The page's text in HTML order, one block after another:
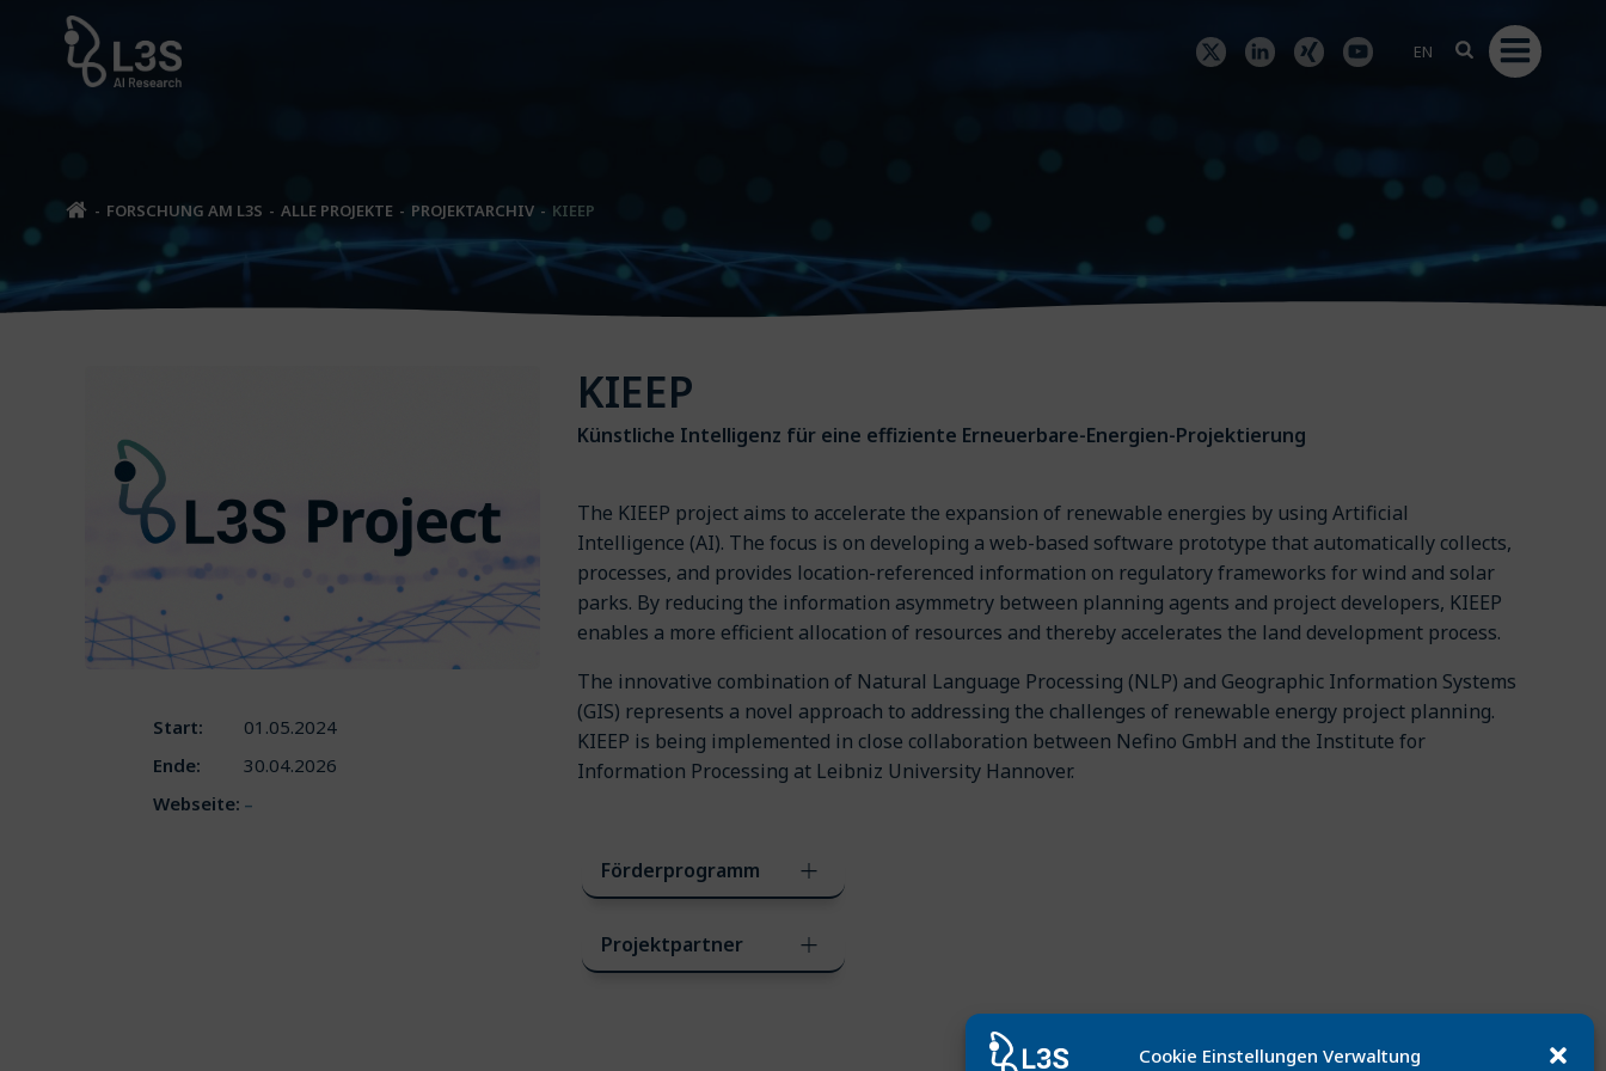
Cookie Einstellungen Verwaltung
springen
EN
FORSCHUNG AM L3S ALLE PROJEKTE PROJEKTARCHIV KIEEP
Start:
01.05.2024
Ende:
30.04.2026
Webseite: –
KIEEP
Künstliche Intelligenz für eine effiziente Erneuerbare-Energien-Projektierung
The KIEEP project aims to accelerate the expansion of renewable energies by using Artificial
Intelligence (AI). The focus is on developing a web-based software prototype that automatically collects,
processes, and provides location-referenced information on regulatory frameworks for wind and solar
parks. By reducing the information asymmetry between planning agents and project developers, KIEEP
enables a more efficient allocation of resources and thereby accelerates the land development process.
The innovative combination of Natural Language Processing (NLP) and Geographic Information Systems
(GIS) represents a novel approach to addressing the challenges of renewable energy project planning.
KIEEP is being implemented in close collaboration between Nefino GmbH and the Institute for
Information Processing at Leibniz University Hannover.
Förderprogramm
Projektpartner